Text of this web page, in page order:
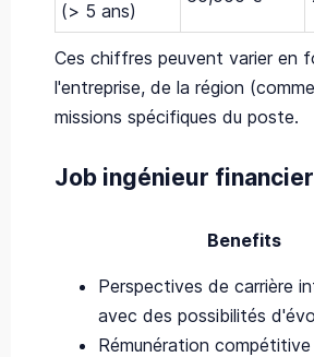
(> 5 ans)
Ces chiffres peuvent varier en
l'entreprise, de la région
missions spécifiques du poste.
Job ingénieur financier
Benefits
Perspectives de carrière
avec des possibilités
Rémunération